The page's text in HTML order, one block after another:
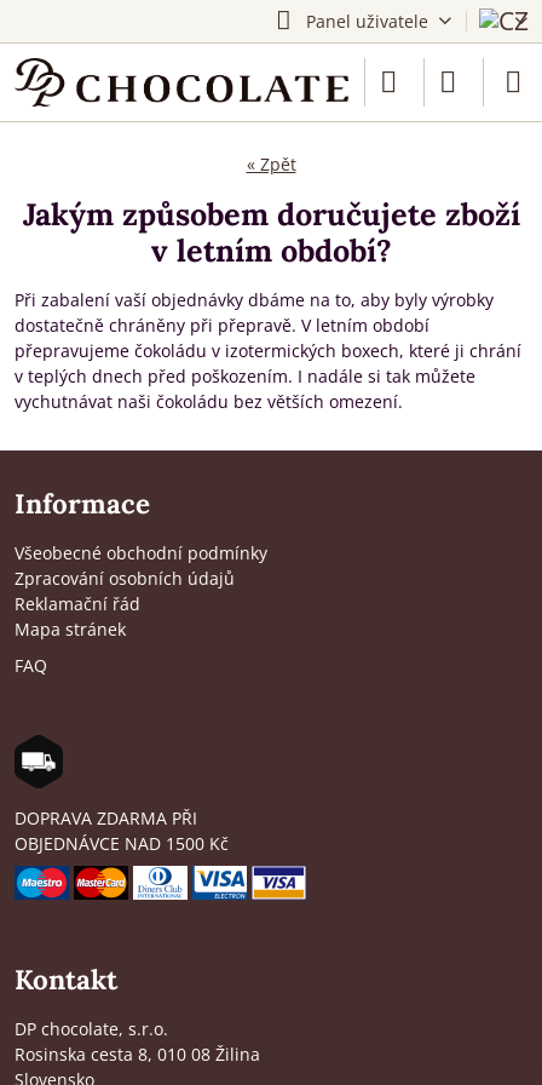
Panel uživatele
« Zpět
Jakým způsobem doručujete zboží
v letním období?
Při zabalení vaší objednávky dbáme na to, aby byly výrobky
dostatečně chráněny při přepravě. V letním období
přepravujeme čokoládu v izotermických boxech, které ji chrání
v teplých dnech před poškozením. I nadále si tak můžete
vychutnávat naši čokoládu bez větších omezení.
Informace
Všeobecné obchodní podmínky
Zpracování osobních údajů
Reklamační řád
Mapa stránek
FAQ
DOPRAVA ZDARMA PŘI
OBJEDNÁVCE NAD 1500 Kč
Kontakt
DP chocolate, s.r.o.
Rosinska cesta 8, 010 08 Žilina
Slovensko